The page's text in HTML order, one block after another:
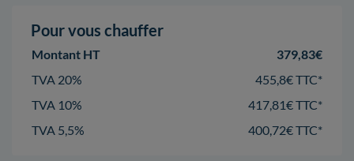
Pour vous chauffer
Montant HT
379,83€
TVA 20%
455,8€ TTC*
TVA 10%
417,81€ TTC*
TVA 5,5%
400,72€ TTC*